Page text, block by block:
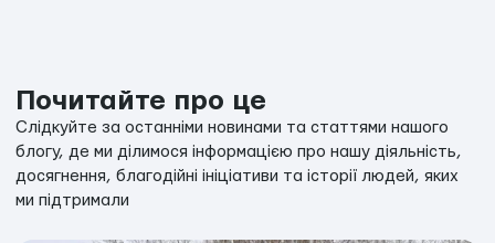
Почитайте про це
Слідкуйте за останніми новинами та статтями нашого
блогу, де ми ділимося інформацією про нашу діяльність,
досягнення, благодійні ініціативи та історії людей, яких
ми підтримали